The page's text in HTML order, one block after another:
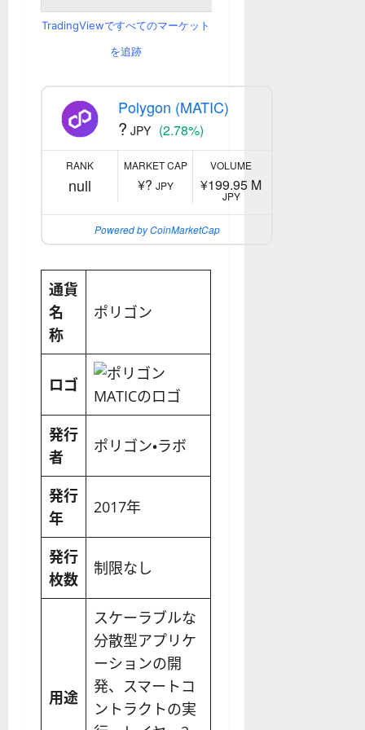
TradingViewですべてのマーケット
を追跡
Polygon (MATIC)
? JPY (2.78%)
RANK
null
MARKET CAP
¥? JPY
VOLUME
¥199.95 M
JPY
Powered by CoinMarketCap
通貨
名
称
ポリゴン
ロゴ
発行
者
ポリゴン・ラボ
発行
年
2017年
発行
枚数
制限なし
用途
スケーラブルな
分散型アプリケ
ーションの開
発、スマートコ
ントラクトの実